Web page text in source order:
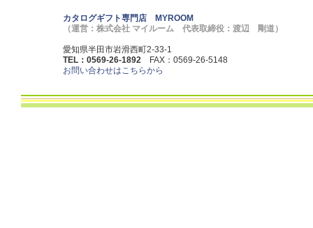
カタログギフト専門店 MYROOM
（運営：株式会社 マイルーム 代表取締役：渡辺 剛道）
愛知県半田市岩滑西町2-33-1
TEL：0569-26-1892 FAX：0569-26-5148
お問い合わせはこちらから